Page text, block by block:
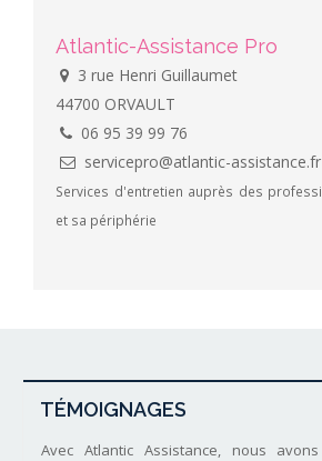
Atlantic-Assistance Pro
3 rue Henri Guillaumet
44700 ORVAULT
06 95 39 99 76
servicepro@atlantic-assistance.fr
Services d'entretien auprès des
et sa périphérie
TÉMOIGNAGES
Avec Atlantic Assistance, nous